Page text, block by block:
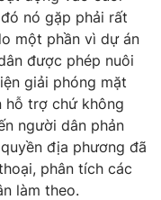
nó gặp phải rất
một phần vì dự án
được phép nuôi
giải phóng mặt
hỗ trợ chứ không
người dân phản
địa phương đã
phân tích các
làm theo.